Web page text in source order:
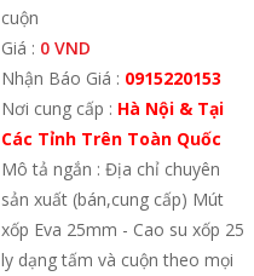
cuộn
Giá : 0 VND
Nhận Báo Giá : 0915220153
Nơi cung cấp : Hà Nội & Tại
Các Tỉnh Trên Toàn Quốc
Mô tả ngắn : Địa chỉ chuyên
sản xuất (bán,cung cấp) Mút
xốp Eva 25mm - Cao su xốp 25
ly dạng tấm và cuộn theo mọi